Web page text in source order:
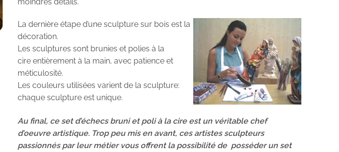
La dernière étape d’une sculpture sur bois est la
décoration.
Les sculptures sont brunies et polies à la
cire entièrement à la main, avec patience et
méticulosité.
Les couleurs utilisées varient de la sculpture:
chaque sculpture est unique.
Au final, ce set d’échecs bruni et poli à la cire est un véritable chef
d’oeuvre artistique. Trop peu mis en avant, ces artistes sculpteurs
passionnés par leur métier vous offrent la possibilité de posséder un set